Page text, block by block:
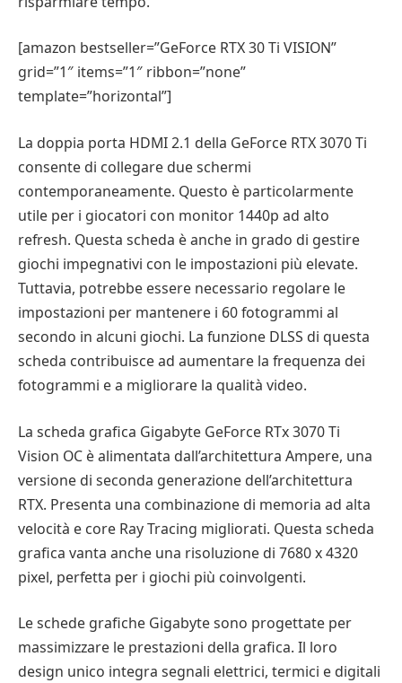
[amazon bestseller=”GeForce RTX 30 Ti VISION”
grid=”1″ items=”1″ ribbon=”none”
template=”horizontal”]
La doppia porta HDMI 2.1 della GeForce RTX 3070 Ti
consente di collegare due schermi
contemporaneamente. Questo è particolarmente
utile per i giocatori con monitor 1440p ad alto
refresh. Questa scheda è anche in grado di gestire
giochi impegnativi con le impostazioni più elevate.
Tuttavia, potrebbe essere necessario regolare le
impostazioni per mantenere i 60 fotogrammi al
secondo in alcuni giochi. La funzione DLSS di questa
scheda contribuisce ad aumentare la frequenza dei
fotogrammi e a migliorare la qualità video.
La scheda grafica Gigabyte GeForce RTx 3070 Ti
Vision OC è alimentata dall’architettura Ampere, una
versione di seconda generazione dell’architettura
RTX. Presenta una combinazione di memoria ad alta
velocità e core Ray Tracing migliorati. Questa scheda
grafica vanta anche una risoluzione di 7680 x 4320
pixel, perfetta per i giochi più coinvolgenti.
Le schede grafiche Gigabyte sono progettate per
massimizzare le prestazioni della grafica. Il loro
design unico integra segnali elettrici, termici e digitali